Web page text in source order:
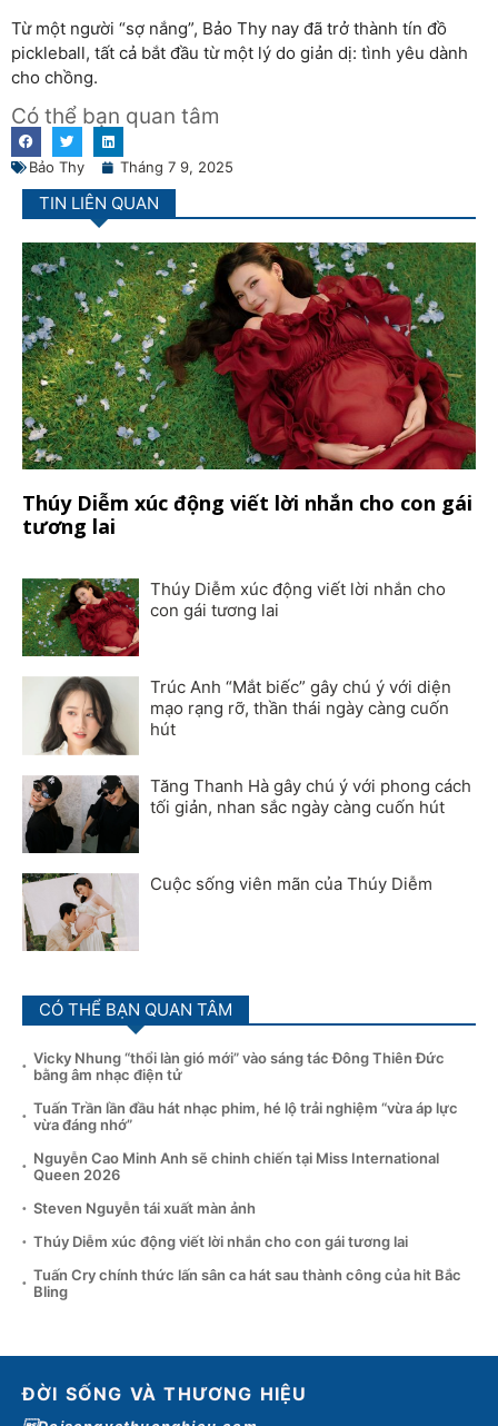
Từ một người “sợ nắng”, Bảo Thy nay đã trở thành tín đồ
pickleball, tất cả bắt đầu từ một lý do giản dị: tình yêu dành
cho chồng.
Có thể bạn quan tâm
Bảo Thy Tháng 7 9, 2025
TIN LIÊN QUAN
Thúy Diễm xúc động viết lời nhắn cho con gái
tương lai
Thúy Diễm xúc động viết lời nhắn cho
con gái tương lai
Trúc Anh “Mắt biếc” gây chú ý với diện
mạo rạng rỡ, thần thái ngày càng cuốn
hút
Tăng Thanh Hà gây chú ý với phong cách
tối giản, nhan sắc ngày càng cuốn hút
Cuộc sống viên mãn của Thúy Diễm
CÓ THỂ BẠN QUAN TÂM
Vicky Nhung “thổi làn gió mới” vào sáng tác Đông Thiên Đức
bằng âm nhạc điện tử
Tuấn Trần lần đầu hát nhạc phim, hé lộ trải nghiệm “vừa áp lực
vừa đáng nhớ”
Nguyễn Cao Minh Anh sẽ chinh chiến tại Miss International
Queen 2026
Steven Nguyễn tái xuất màn ảnh
Thúy Diễm xúc động viết lời nhắn cho con gái tương lai
Tuấn Cry chính thức lấn sân ca hát sau thành công của hit Bắc
Bling
ĐỜI SỐNG VÀ THƯƠNG HIỆU